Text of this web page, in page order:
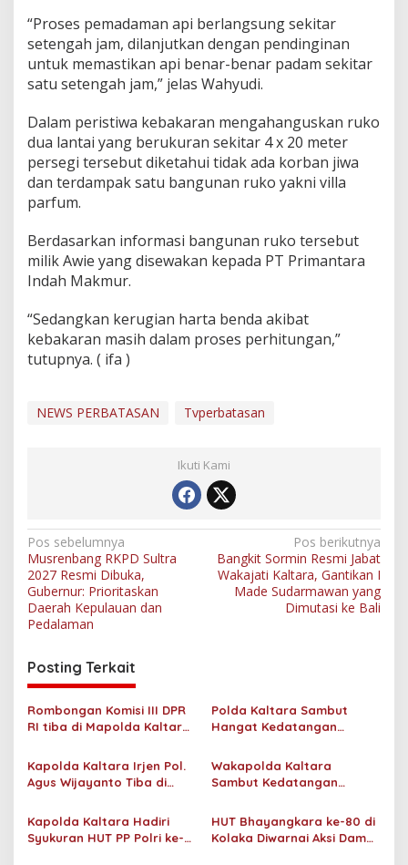
“Proses pemadaman api berlangsung sekitar
setengah jam, dilanjutkan dengan pendinginan
untuk memastikan api benar-benar padam sekitar
satu setengah jam,” jelas Wahyudi.
Dalam peristiwa kebakaran mengahanguskan ruko
dua lantai yang berukuran sekitar 4 x 20 meter
persegi tersebut diketahui tidak ada korban jiwa
dan terdampak satu bangunan ruko yakni villa
parfum.
Berdasarkan informasi bangunan ruko tersebut
milik Awie yang disewakan kepada PT Primantara
Indah Makmur.
“Sedangkan kerugian harta benda akibat
kebakaran masih dalam proses perhitungan,”
tutupnya. ( ifa )
NEWS PERBATASAN Tvperbatasan
Ikuti Kami
N
a
v
i
a
s
i
o
Pos sebelumnya
Musrenbang RKPD Sultra
2027 Resmi Dibuka,
Gubernur: Prioritaskan
Daerah Kepulauan dan
Pedalaman
Pos berikutnya
Bangkit Sormin Resmi Jabat
Wakajati Kaltara, Gantikan I
Made Sudarmawan yang
Dimutasi ke Bali
Posting Terkait
Rombongan Komisi III DPR
RI tiba di Mapolda Kaltara,
Wakapolda dan
Forkopimda
Polda Kaltara Sambut
Hangat Kedatangan
Agus Wijayanto Beserta
Ketua Bhayangkari Daerah
Kapolda Kaltara Irjen Pol.
Agus Wijayanto Tiba di
Prosesi Adat dan
Forkopimda
Wakapolda Kaltara
Sambut Kedatangan
Juwata Tarakan
Kapolda Kaltara Hadiri
Syukuran HUT PP Polri ke-27
HUT Bhayangkara ke-80 di
Kolaka Diwarnai Aksi Damai